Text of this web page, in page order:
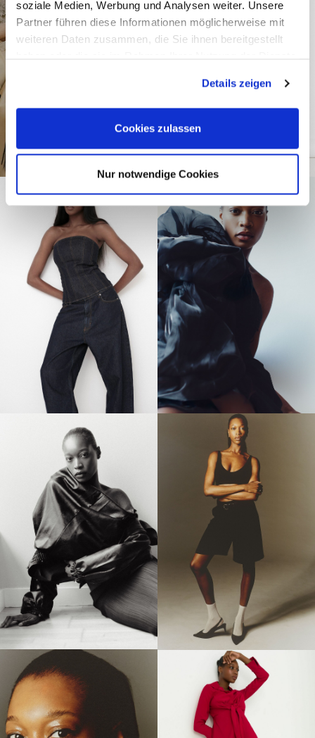
soziale Medien, Werbung und Analysen weiter. Unsere
Partner führen diese Informationen möglicherweise mit
weiteren Daten zusammen, die Sie ihnen bereitgestellt
Details zeigen
Cookies zulassen
Nur notwendige Cookies